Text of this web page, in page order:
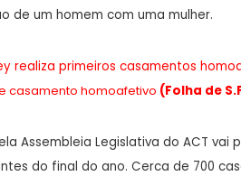
de um homem com uma mulher.
realiza primeiros casamentos
casamento homoafetivo (Folha de
Assembleia Legislativa do ACT vai
do final do ano. Cerca de 700